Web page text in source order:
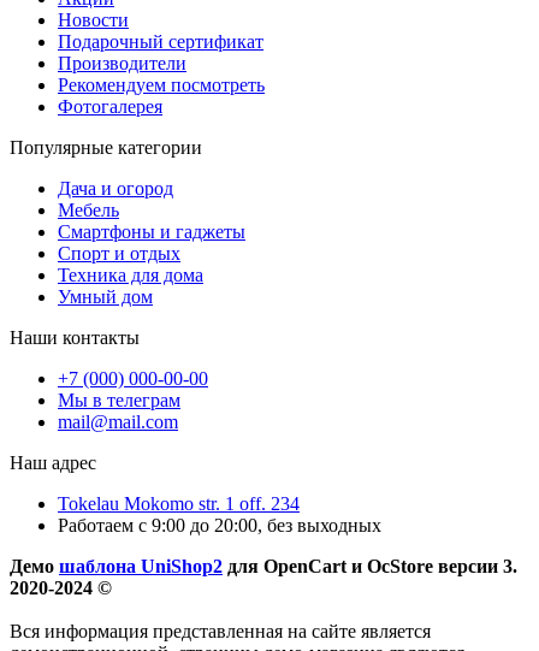
Новости
Подарочный сертификат
Производители
Рекомендуем посмотреть
Фотогалерея
Популярные категории
Дача и огород
Мебель
Смартфоны и гаджеты
Спорт и отдых
Техника для дома
Умный дом
Наши контакты
+7 (000) 000-00-00
Мы в телеграм
mail@mail.com
Наш адрес
Tokelau Mokomo str. 1 off. 234
Работаем с 9:00 до 20:00, без выходных
Демо шаблона UniShop2 для OpenCart и OcStore версии 3.
2020-2024 ©
Вся информация представленная на сайте является